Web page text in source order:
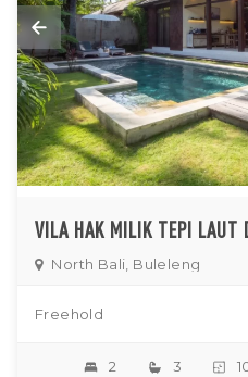
North Bali, Buleleng
Freehold
2 3